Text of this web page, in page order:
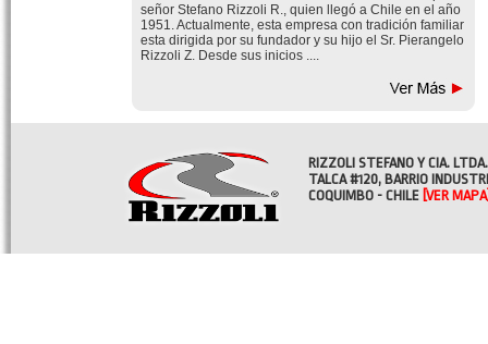
señor Stefano Rizzoli R., quien llegó a Chile en el año
1951. Actualmente, esta empresa con tradición familiar
esta dirigida por su fundador y su hijo el Sr. Pierangelo
Rizzoli Z. Desde sus inicios ....
RIZZOLI STEFANO Y CIA. LTDA.
TALCA #120, BARRIO
COQUIMBO - CHILE [VER